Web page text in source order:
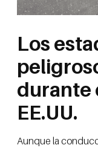
Los
durante
EE.UU.
Aunque la